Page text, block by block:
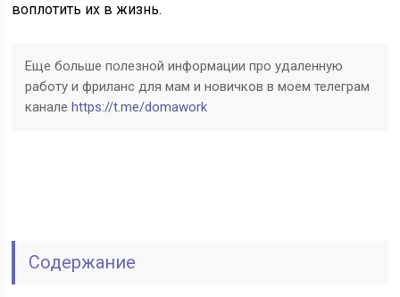
воплотить их в жизнь.
Еще больше полезной информации про удаленную
работу и фриланс для мам и новичков в моем телеграм
каналеhttps://t.me/domawork
Содержание